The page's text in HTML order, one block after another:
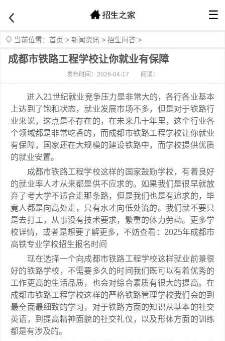
☰
当前位置： 首页 > 新闻资讯 > 招生问答 >
成都市铁路工程学校让你就业有保障
发布时间：2026-04-17 阅读：
进入21世纪就业竞争压力是非常大的，各行各业基本
上达到了饱和状态，就业发展市场不多，但是对于铁路行
业来说，这点是不存在的，在未来几十年里，这个行业各
个领域都是非常吃香的，而成都市铁路工程学校让你就业
有保障，国家还在大规模的建设铁路中，而学校提供优质
的就业安置。
成都市铁路工程学校这样的国家鼓励学校，有着良好
的就业率人才从来都是供不应求的。如果我们是很早就放
弃了考大学不适合走那条路，但是我们也是有追求的，毕
竟人都是向高处走，只有水才向低处流的。我们就不要只
是去打工，从事没有技术要求，繁重的体力劳动。更多学
校详情，或者是想要了解更多，不妨查看：2025年成都市
高铁专业学校招生报名时间
现在选择一个向成都市铁路工程学校这样就业前景很
好的铁路学校，不需要多久的时间我们既可以有着优秀的
工作更高的生活品质，也会对综合素质有很大的提高。在
成都市铁路工程学校这样的严格铁路管理学校我们会的到
最全面最细致的学习，对于铁路方面的知识从基本的社交
英语，到提高精神面貌的社交礼仪，以及形体方面的训练
都是有涉及的。